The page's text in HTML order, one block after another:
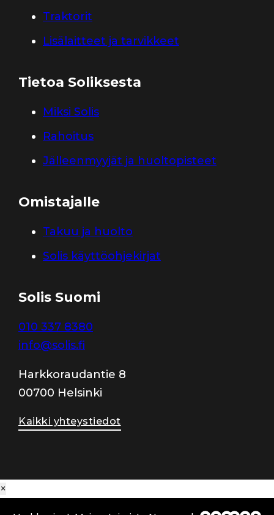
Traktorit
Lisälaitteet ja tarvikkeet
Tietoa Soliksesta
Miksi Solis
Rahoitus
Jälleenmyyjät ja huoltopisteet
Omistajalle
Takuu ja huolto
Solis käyttöohjekirjat
Solis Suomi
010 337 8380
info@solis.fi
Harkkoraudantie 8
00700 Helsinki
Kaikki yhteystiedot
×